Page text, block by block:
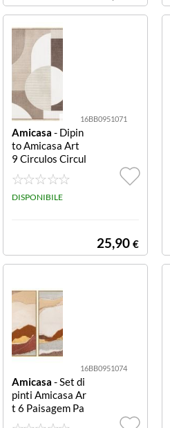
16BB0951071
Amicasa - Dipin
to Amicasa Art
9 Circulos Circul
os
DISPONIBILE
25,90 €
16BB0951074
Amicasa - Set di
pinti Amicasa Ar
t 6 Paisagem Pa
isagem